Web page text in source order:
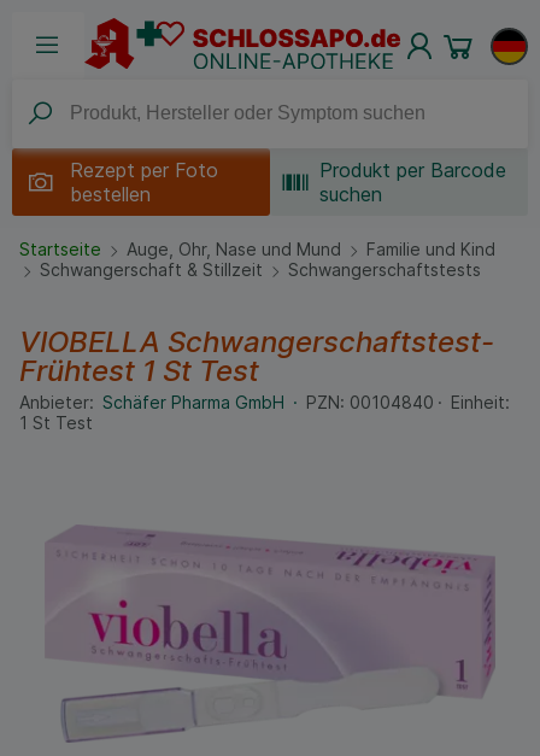
Rezept per Foto
bestellen
Produkt per Barcode
suchen
Startseite Auge, Ohr, Nase und Mund
Familie und Kind
Schwangerschaft & Stillzeit
Schwangerschaftstests
VIOBELLA Schwangerschaftstest-
Frühtest 1 St Test
Anbieter: Schäfer Pharma GmbH PZN: 00104840
Einheit:
1 St Test